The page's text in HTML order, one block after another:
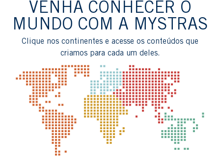
VENHA CONHECER O
MUNDO COM A MYSTRAS
Clique nos continentes e acesse os conteúdos que
criamos para cada um deles.